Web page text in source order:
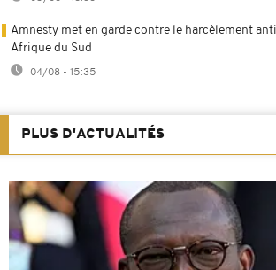
Amnesty met en garde contre le harcèlement
Afrique du Sud
04/08 - 15:35
PLUS D'ACTUALITÉS